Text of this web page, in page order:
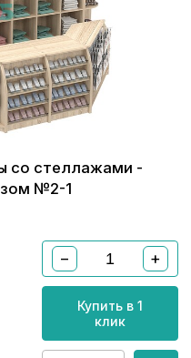
со стеллажами -
№2-1
− +
Купить в 1
клик